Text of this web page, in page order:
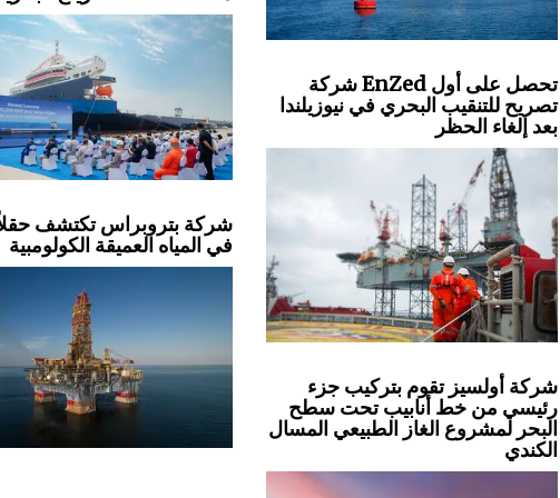
شركة بتروبراس تكتشف حقلاً
في المياه العميقة الكولومبية
شركة EnZed تحصل على أول
تصريح للتنقيب البحري في نيوزيلندا
بعد إلغاء الحظر
شركة أولسيز تقوم بتركيب جزء
رئيسي من خط أنابيب تحت سطح
البحر لمشروع الغاز الطبيعي المسال
الكندي